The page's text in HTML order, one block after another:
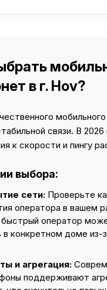
в г. Hov?
связи. В 2026
к скорости и пингу
выбора:
сети: Проверьте
оператора в вашем
оператор
в конкретном доме из-
и агрегация:
поддерживают